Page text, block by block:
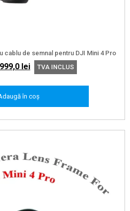
cablu de semnal pentru DJI Mini 4 Pro
Prețul
999,0 leiPrețul
curent
999,0 lei.
TVA INCLUS
în coș